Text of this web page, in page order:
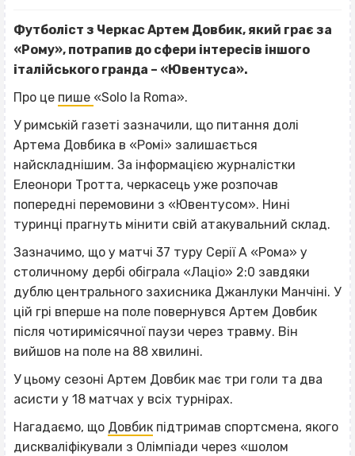
Футболіст з Черкас Артем Довбик, який грає за
«Рому», потрапив до сфери інтересів іншого
італійського гранда – «Ювентуса».
Про це пише «Solo la Roma».
У римській газеті зазначили, що питання долі
Артема Довбика в «Ромі» залишається
найскладнішим. За інформацією журналістки
Елеонори Тротта, черкасець уже розпочав
попередні перемовини з «Ювентусом». Нині
туринці прагнуть мінити свій атакувальний склад.
Зазначимо, що у матчі 37 туру Серії А «Рома» у
столичному дербі обіграла «Лаціо» 2:0 завдяки
дублю центрального захисника Джанлуки Манчіні. У
цій грі вперше на поле повернувся Артем Довбик
після чотиримісячної паузи через травму. Він
вийшов на поле на 88 хвилині.
У цьому сезоні Артем Довбик має три голи та два
асисти у 18 матчах у всіх турнірах.
Нагадаємо, що Довбик підтримав спортсмена, якого
дискваліфікували з Олімпіади через «шолом